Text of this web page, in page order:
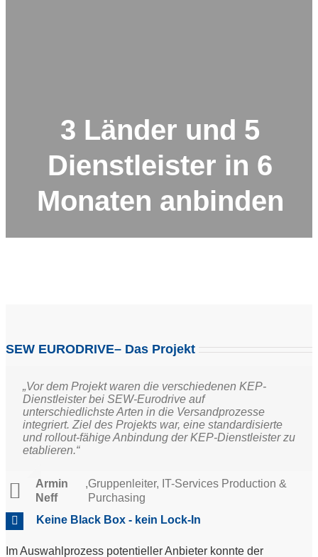
3 Länder und 5
Dienstleister in 6
Monaten anbinden
SEW EURODRIVE– Das Projekt
„Vor dem Projekt waren die verschiedenen KEP-
Dienstleister bei SEW-Eurodrive auf
unterschiedlichste Arten in die Versandprozesse
integriert. Ziel des Projekts war, eine standardisierte
und rollout-fähige Anbindung der KEP-Dienstleister zu
etablieren.“
Armin
Neff
,Gruppenleiter, IT-Services Production &
Purchasing
Keine Black Box - kein Lock-In
Im Auswahlprozess potentieller Anbieter konnte der